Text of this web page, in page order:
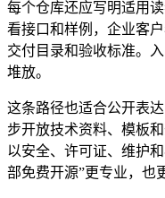
每个仓库还应写明适用
看接口和样例，企业客
交付目录和验收标准。
堆放。
这条路径也适合公开表
步开放技术资料、模板
以安全、许可证、维护
部免费开源”更专业，也